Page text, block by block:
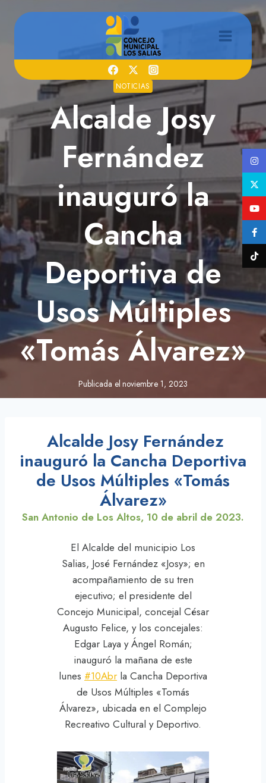
NOTICIAS
Alcalde Josy
Fernández
inauguró la
Cancha
Deportiva de
Usos Múltiples
«Tomás Álvarez»
Publicada el noviembre 1, 2023
Alcalde Josy Fernández
inauguró la Cancha Deportiva
de Usos Múltiples «Tomás
Álvarez»
San Antonio de Los Altos, 10 de abril de 2023.
El Alcalde del municipio Los
Salias, José Fernández «Josy»; en
acompañamiento de su tren
ejecutivo; el presidente del
Concejo Municipal, concejal César
Augusto Felice, y los concejales:
Edgar Laya y Ángel Román;
inauguró la mañana de este
lunes #10Abr la Cancha Deportiva
de Usos Múltiples «Tomás
Álvarez», ubicada en el Complejo
Recreativo Cultural y Deportivo.